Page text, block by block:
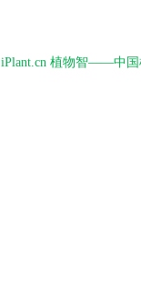
iPlant.cn 植物智——中国